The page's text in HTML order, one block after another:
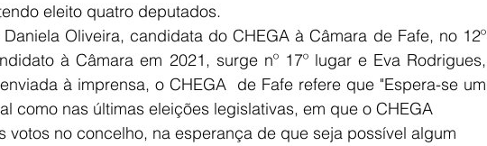
eleito quatro deputados.
Oliveira, candidata do CHEGA à Câmara de Fafe, no 12º
à Câmara em 2021, surge nº 17º lugar e Eva Rodrigues,
à imprensa, o CHEGA  de Fafe refere que "Espera-se um
como nas últimas eleições legislativas, em que o CHEGA
votos no concelho, na esperança de que seja possível algum